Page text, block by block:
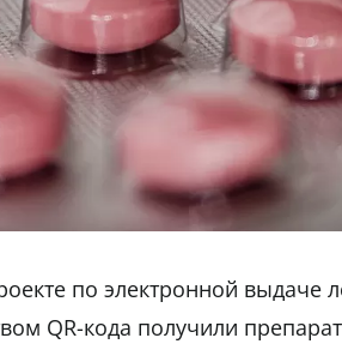
по электронной выдаче
QR-кода получили